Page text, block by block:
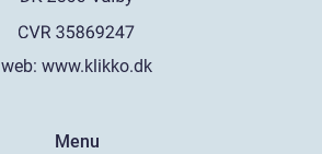
web: www.klikko.dk
Menu